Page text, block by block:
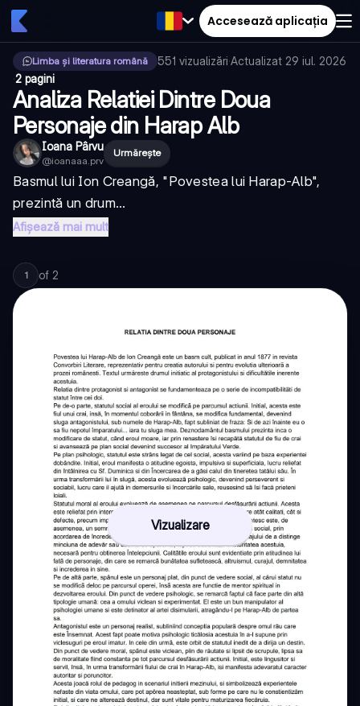
Accesează aplicația
Limba și literatura română 551 vizualizări·Actualizat 29 iul. 2026
·2 pagini
Analiza Relatiei Dintre Doua
Personaje din Harap Alb
Ioana Pârvu
@ioanaaa.prv
Urmărește
Basmul lui Ion Creangă, "Povestea lui Harap-Alb",
prezintă un drum...
Afișează mai mult
1 of 2
Vizualizare